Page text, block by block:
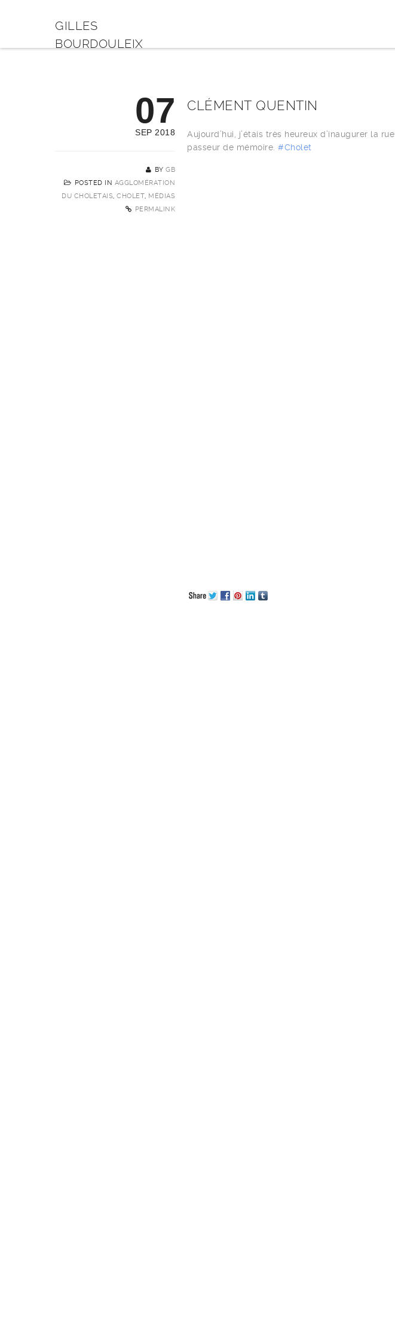
GILLES
BOURDOULEIX
07
SEP 2018
BYGB
POSTED IN AGGLOMÉRATION
DU CHOLETAIS,CHOLET, MÉDIAS
PERMALINK
CLÉMENT QUENTIN
Aujourd’hui, j’étais très heureux d’inaugurer la
passeur de mémoire.#Cholet